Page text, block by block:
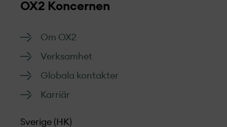
OX2 Koncernen
Om OX2
Verksamhet
Globala kontakter
Karriär
Sverige (HK)